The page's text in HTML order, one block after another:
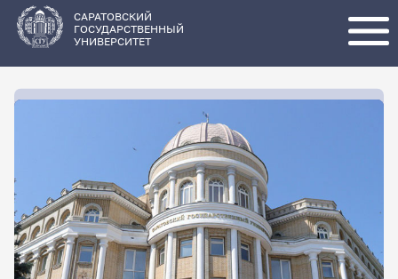
основному
содержанию
САРАТОВСКИЙ
ГОСУДАРСТВЕННЫЙ
УНИВЕРСИТЕТ